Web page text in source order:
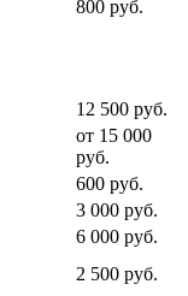
800 руб.
12 500 руб.
от 15 000
руб.
600 руб.
3 000 руб.
6 000 руб.
2 500 руб.